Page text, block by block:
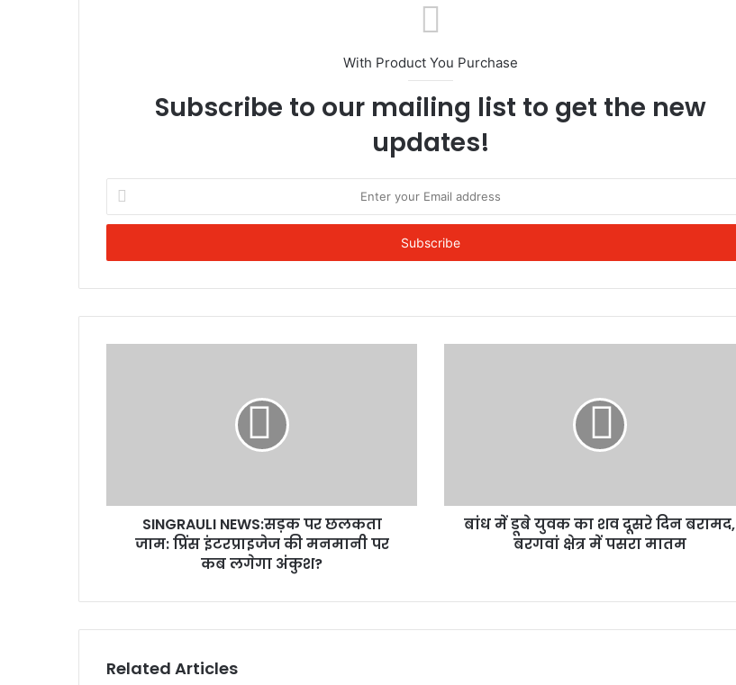
With Product You Purchase
Subscribe to our mailing list to get the new
updates!
your
Email
SINGRAULI NEWS:सड़क पर छलकता
जाम: प्रिंस इंटरप्राइजेज की मनमानी पर
कब लगेगा अंकुश?
बांध में डूबे युवक का शव दूसरे दिन बरामद,
बरगवां क्षेत्र में पसरा मातम
Related Articles